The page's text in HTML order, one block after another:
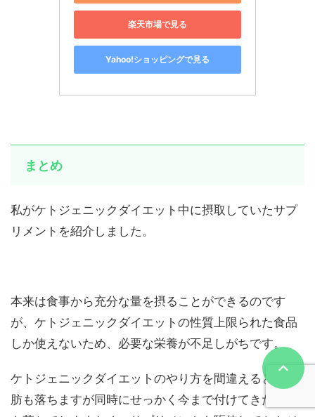
楽天市場で見る
Yahoo!ショッピングで見る
まとめ
私がケトジェニックダイエット中に摂取していたサプ
リメントを紹介しました。
本来は食事から充分な量を摂ることができるのです
が、ケトジェニックダイエットの性質上限られた食品
しか使えないため、必要な栄養が不足しがちです。
ケトジェニックダイエットのやり方を間違えると、脂
肪も落ちますが同時にせっかく今まで付けてきた筋肉